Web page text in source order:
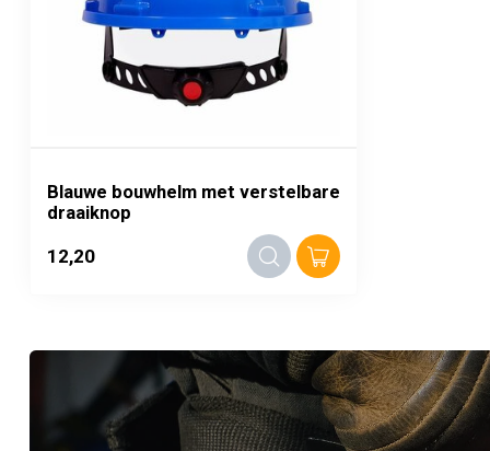
Blauwe bouwhelm met verstelbare
draaiknop
12,20